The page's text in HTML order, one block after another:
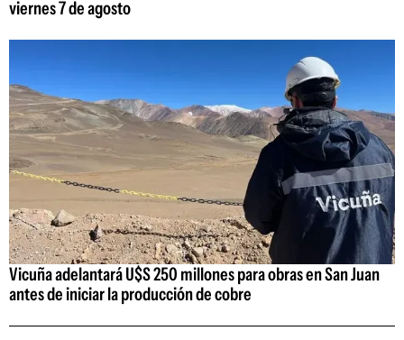
viernes 7 de agosto
Vicuña adelantará U$S 250 millones para obras en San Juan
antes de iniciar la producción de cobre